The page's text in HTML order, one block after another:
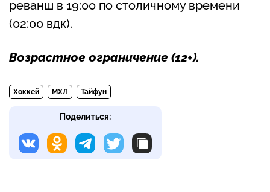
реванш в 19:00 по столичному времени
(02:00 вдк).
Возрастное ограничение (12+).
Хоккей МХЛ Тайфун
Поделиться: